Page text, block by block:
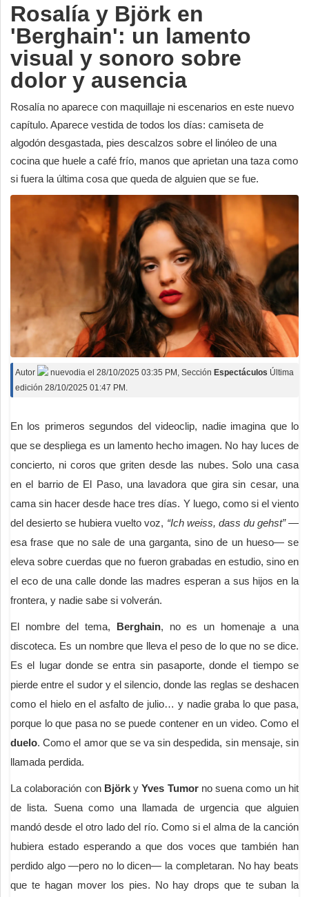
Rosalía y Björk en
'Berghain': un lamento
visual y sonoro sobre
dolor y ausencia
Rosalía no aparece con maquillaje ni escenarios en este nuevo
capítulo. Aparece vestida de todos los días: camiseta de
algodón desgastada, pies descalzos sobre el linóleo de una
cocina que huele a café frío, manos que aprietan una taza como
si fuera la última cosa que queda de alguien que se fue.
Autor nuevodia el 28/10/2025 03:35 PM , Sección Espectáculos Última
edición 28/10/2025 01:47 PM.
En los primeros segundos del videoclip, nadie imagina que lo
que se despliega es un lamento hecho imagen. No hay luces de
concierto, ni coros que griten desde las nubes. Solo una casa
en el barrio de El Paso, una lavadora que gira sin cesar, una
cama sin hacer desde hace tres días. Y luego, como si el viento
del desierto se hubiera vuelto voz, “Ich weiss, dass du gehst”—
esa frase que no sale de una garganta, sino de un hueso— se
eleva sobre cuerdas que no fueron grabadas en estudio, sino en
el eco de una calle donde las madres esperan a sus hijos en la
frontera, y nadie sabe si volverán.
El nombre del tema, Berghain, no es un homenaje a una
discoteca. Es un nombre que lleva el peso de lo que no se dice.
Es el lugar donde se entra sin pasaporte, donde el tiempo se
pierde entre el sudor y el silencio, donde las reglas se deshacen
como el hielo en el asfalto de julio… y nadie graba lo que pasa,
porque lo que pasa no se puede contener en un video. Como el
duelo. Como el amor que se va sin despedida, sin mensaje, sin
llamada perdida.
La colaboración con BjörkyYves Tumorno suena como un hit
de lista. Suena como una llamada de urgencia que alguien
mandó desde el otro lado del río. Como si el alma de la canción
hubiera estado esperando a que dos voces que también han
perdido algo —pero no lo dicen— la completaran. No hay beats
que te hagan mover los pies. No hay drops que te suban la